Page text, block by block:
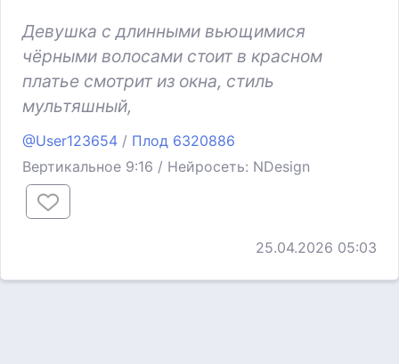
Девушка с длинными вьющимися
чёрными волосами стоит в красном
платье смотрит из окна, стиль
мультяшный,
@User123654 / Плод 6320886
Вертикальное 9:16 / Нейросеть: NDesign
25.04.2026 05:03